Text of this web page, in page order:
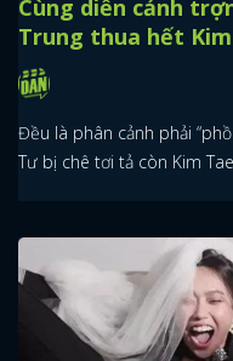
Cùng diễn cảnh
Trung thua hết
Đều là phân cảnh phải
Tư bị chê tơi tả còn Kim